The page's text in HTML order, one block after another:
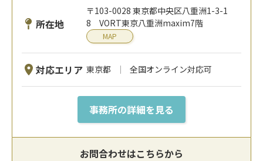
所在地
〒103-0028 東京都中央区八重洲1-3-1
8 VORT東京八重洲maxim7階
MAP
対応エリア 東京都 全国オンライン対応可
事務所の詳細を見る
お問合わせはこちらから